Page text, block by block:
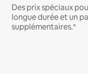
Des prix spéciaux
longue durée et un
supplémentaires.*